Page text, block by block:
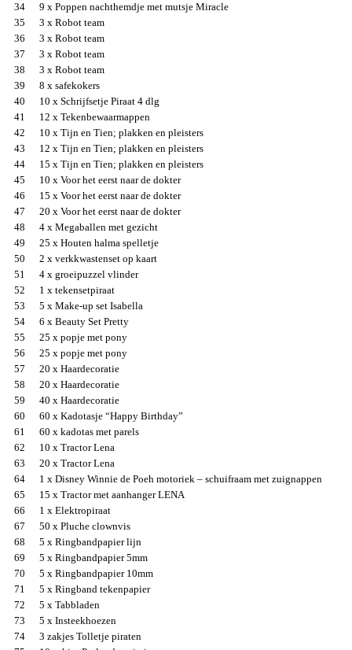
34
9 x Poppen nachthemdje met mutsje Miracle
35
3 x Robot team
36
3 x Robot team
37
3 x Robot team
38
3 x Robot team
39
8 x safekokers
40
10 x Schrijfsetje Piraat 4 dlg
41
12 x Tekenbewaarmappen
42
10 x Tijn en Tien; plakken en pleisters
43
12 x Tijn en Tien; plakken en pleisters
44
15 x Tijn en Tien; plakken en pleisters
45
10 x Voor het eerst naar de dokter
46
15 x Voor het eerst naar de dokter
47
20 x Voor het eerst naar de dokter
48
4 x Megaballen met gezicht
49
25 x Houten halma spelletje
50
2 x verkkwastenset op kaart
51
4 x groeipuzzel vlinder
52
1 x tekensetpiraat
53
5 x Make-up set Isabella
54
6 x Beauty Set Pretty
55
25 x popje met pony
56
25 x popje met pony
57
20 x Haardecoratie
58
20 x Haardecoratie
59
40 x Haardecoratie
60
60 x Kadotasje “Happy Birthday”
61
60 x kadotas met parels
62
10 x Tractor Lena
63
20 x Tractor Lena
64
1 x Disney Winnie de Poeh motoriek – schuifraam met zuignappen
65
15 x Tractor met aanhanger LENA
66
1 x Elektropiraat
67
50 x Pluche clownvis
68
5 x Ringbandpapier lijn
69
5 x Ringbandpapier 5mm
70
5 x Ringbandpapier 10mm
71
5 x Ringband tekenpapier
72
5 x Tabbladen
73
5 x Insteekhoezen
74
3 zakjes Tolletje piraten